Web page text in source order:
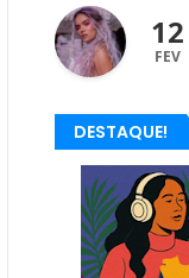
12
FEV
DESTAQUE!